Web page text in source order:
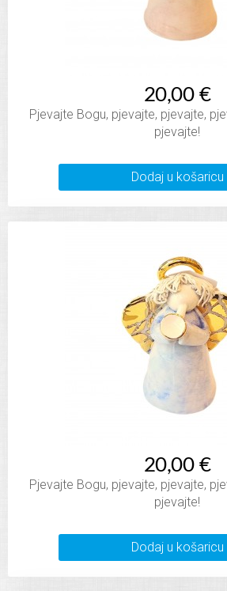
20,00 €
Pjevajte Bogu, pjevajte, pjevajte,
pjevajte!
Dodaj u košaricu
20,00 €
Pjevajte Bogu, pjevajte, pjevajte,
pjevajte!
Dodaj u košaricu